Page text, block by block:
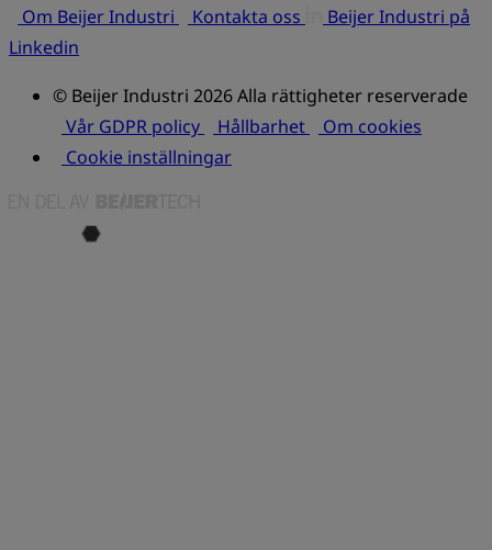
Om Beijer Industri
Kontakta oss
Beijer Industri på
Linkedin
© Beijer Industri 2026 Alla rättigheter reserverade
Vår GDPR policy
Hållbarhet
Om cookies
Cookie inställningar